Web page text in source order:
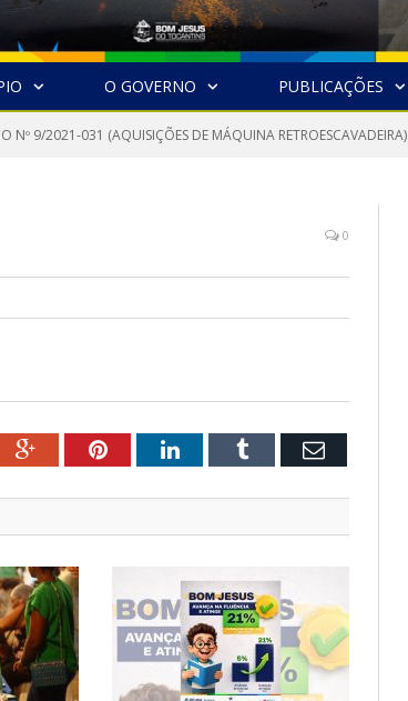
O GOVERNO PUBLICAÇÕES
Nº 9/2021-031 (AQUISIÇÕES DE MÁQUINA RETROESCAVADEIRA)
0
Google+PinterestLinkedInTumblr Email